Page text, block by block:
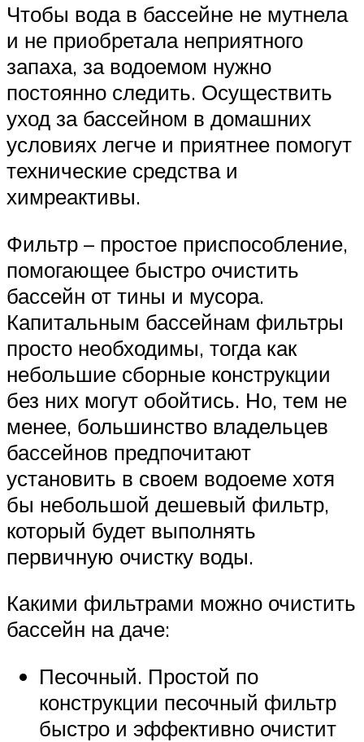
Чтобы вода в бассейне не мутнела
и не приобретала неприятного
запаха, за водоемом нужно
постоянно следить. Осуществить
уход за бассейном в домашних
условиях легче и приятнее помогут
технические средства и
химреактивы.
Фильтр – простое приспособление,
помогающее быстро очистить
бассейн от тины и мусора.
Капитальным бассейнам фильтры
просто необходимы, тогда как
небольшие сборные конструкции
без них могут обойтись. Но, тем не
менее, большинство владельцев
бассейнов предпочитают
установить в своем водоеме хотя
бы небольшой дешевый фильтр,
который будет выполнять
первичную очистку воды.
Какими фильтрами можно очистить
бассейн на даче:
Песочный. Простой по
конструкции песочный фильтр
быстро и эффективно очистит